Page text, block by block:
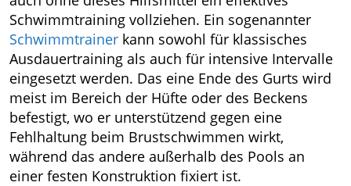
Schwimmtraining vollziehen. Ein sogenannter
Schwimmtrainer kann sowohl für klassisches
Ausdauertraining als auch für intensive Intervalle
eingesetzt werden. Das eine Ende des Gurts wird
meist im Bereich der Hüfte oder des Beckens
befestigt, wo er unterstützend gegen eine
Fehlhaltung beim Brustschwimmen wirkt,
während das andere außerhalb des Pools an
einer festen Konstruktion fixiert ist.